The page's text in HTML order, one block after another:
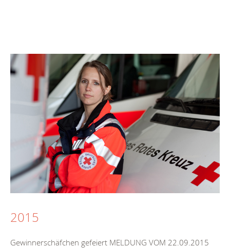
2015
Gewinnerschäfchen gefeiert MELDUNG VOM 22.09.2015